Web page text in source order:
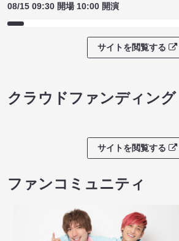
08/15 09:30 開場 10:00 開演
サイトを閲覧する
クラウドファンディング
サイトを閲覧する
ファンコミュニティ